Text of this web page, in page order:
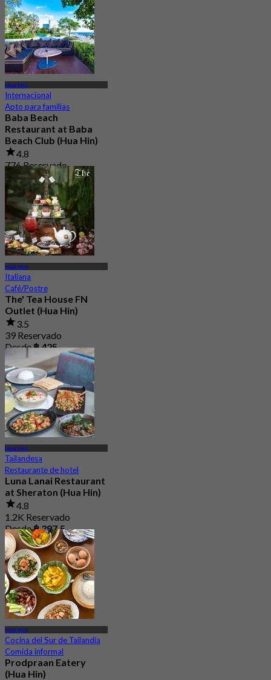
Hua Hin
Internacional
Apto para familias
Baba Beach
Restaurant at Baba
Beach Club (Hua Hin)
4.8
776 Reservado
Desde฿ 796.66
Hua Hin
Italiana
Café/Postre
The' Tea House FN
Outlet (Hua Hin)
3.5
39 Reservado
Desde฿ 425
Hua Hin
Tailandesa
Restaurante de hotel
Luna Lanai Restaurant
at Sheraton (Hua Hin)
4.8
1.2K Reservado
Desde฿ 397.5
Hua Hin
Cocina del Sur de Tailandia
Comida informal
Prodpraan Eatery
(Hua Hin)